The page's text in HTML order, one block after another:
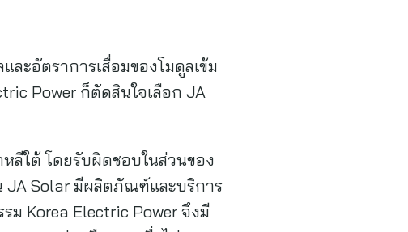
ะอัตราการเสื่อมของโมดูลเข้ม
Power ก็ตัดสินใจเลือก JA
ลีใต้ โดยรับผิดชอบในส่วนของ
JA Solar มีผลิตภัณฑ์และบริการ
ม Korea Electric Power จึงมี